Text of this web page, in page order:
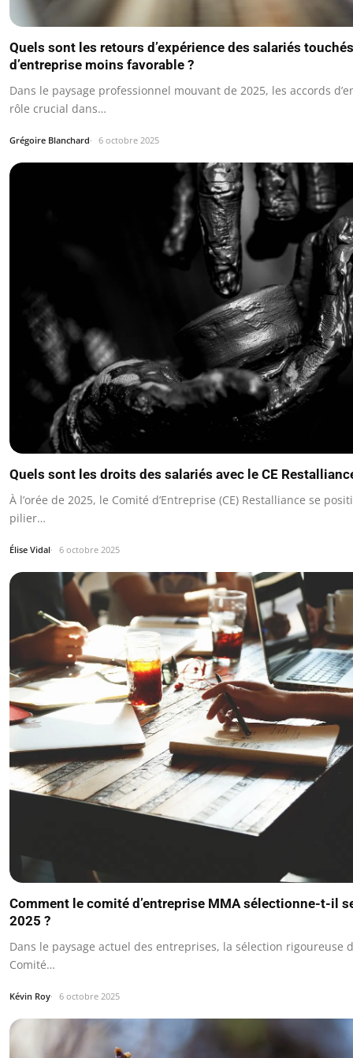
Quels sont les retours d’expérience des salariés
d’entreprise moins favorable ?
Dans le paysage professionnel mouvant de 2025, les accords
rôle crucial dans…
Grégoire Blanchard 6 octobre 2025
Quels sont les droits des salariés avec le CE
À l’orée de 2025, le Comité d’Entreprise (CE) Restalliance se
pilier…
Élise Vidal 6 octobre 2025
Comment le comité d’entreprise MMA sélectionne-t-il
2025 ?
Dans le paysage actuel des entreprises, la sélection rigoureuse
Comité…
Kévin Roy 6 octobre 2025